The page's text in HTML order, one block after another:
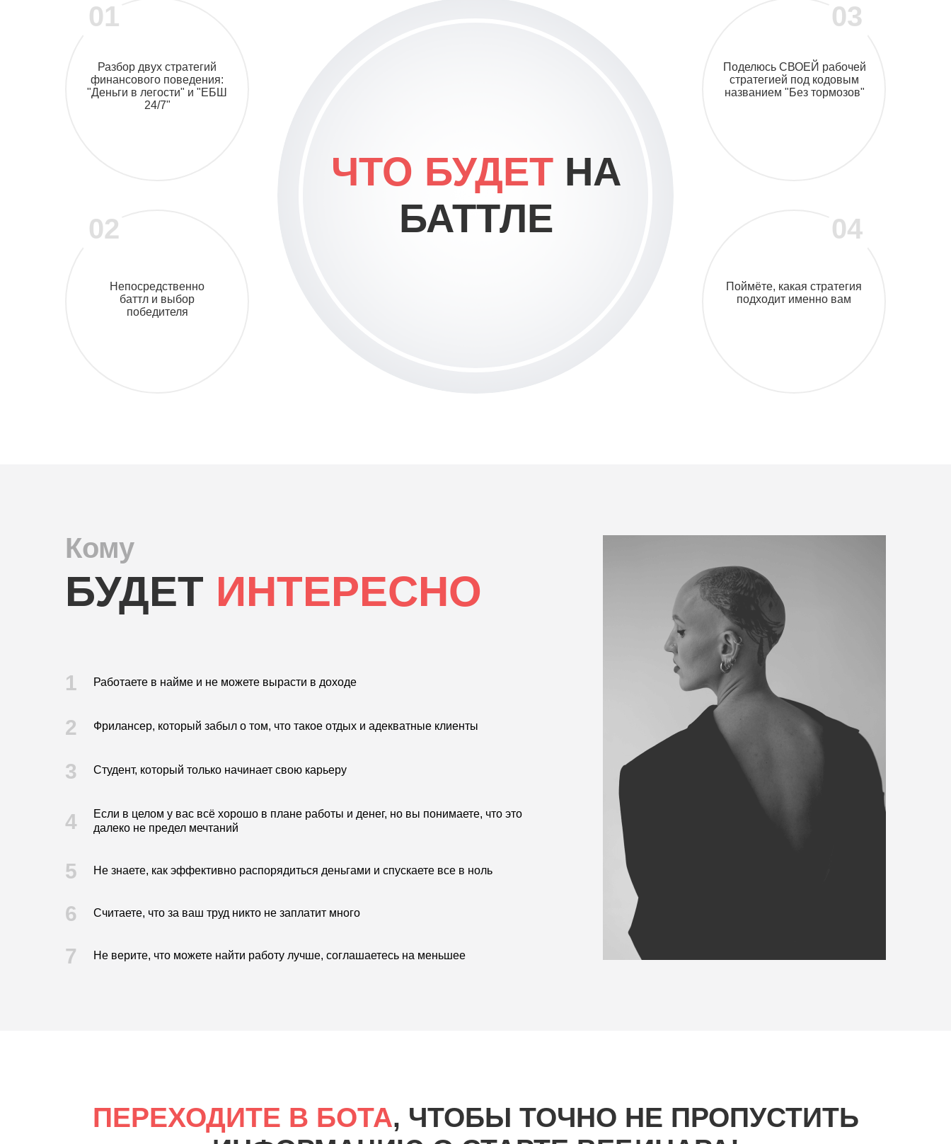
01
02
03
04
Разбор двух стратегий
финансового поведения:
"Деньги в легости" и "ЕБШ
24/7"
ЧТО БУДЕТ НА
БАТТЛЕ
Поделюсь СВОЕЙ рабочей
стратегией под кодовым
названием "Без тормозов"
Непосредственно
баттл и выбор
победителя
Поймёте, какая стратегия
подходит именно вам
Кому
БУДЕТ ИНТЕРЕСНО
Работаете в найме и не можете вырасти в доходе
1
Фрилансер, который забыл о том, что такое отдых и адекватные клиенты
Студент, который только начинает свою карьеру
2
3
Если в целом у вас всё хорошо в плане работы и денег, но вы понимаете, что это
далеко не предел мечтаний
Не знаете, как эффективно распорядиться деньгами и спускаете все в ноль
4
5
Считаете, что за ваш труд никто не заплатит много
Не верите, что можете найти работу лучше, соглашаетесь на меньшее
6
7
ПЕРЕХОДИТЕ В БОТА, ЧТОБЫ ТОЧНО НЕ ПРОПУСТИТЬ